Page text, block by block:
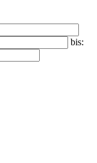
bis: